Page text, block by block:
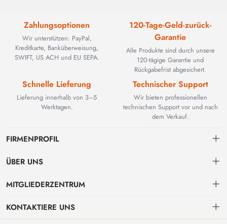
Zahlungsoptionen
Wir unterstützen: PayPal,
Kreditkarte, Banküberweisung,
SWIFT, US ACH und EU SEPA.
120-Tage-Geld-zurück-
Garantie
Alle Produkte sind durch unsere
120-tägige Garantie und
Rückgabefrist abgesichert.
Schnelle Lieferung
Lieferung innerhalb von 3–5
Werktagen.
Technischer Support
Wir bieten professionellen
technischen Support vor und nach
dem Verkauf.
FIRMENPROFIL
BEYOND TECHNOLOGY INTERNATIONAL LIMITED wurde 2002
Glasfaserlösungen. Mit der Weiterentwicklung industrieller Netzwerke
ÜBER UNS
Kontakt
Zahlungs & Rechnungsbedingungen
MITGLIEDERZENTRUM
persönliches Zentrum
KONTAKTIERE UNS